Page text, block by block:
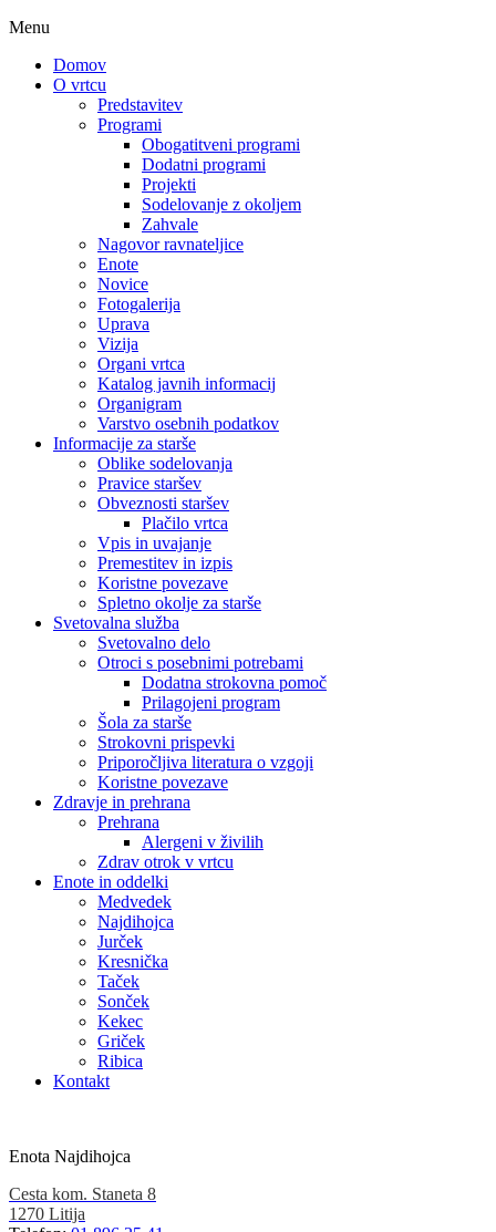
Menu
Domov
O vrtcu
Predstavitev
Programi
Obogatitveni programi
Dodatni programi
Projekti
Sodelovanje z okoljem
Zahvale
Nagovor ravnateljice
Enote
Novice
Fotogalerija
Uprava
Vizija
Organi vrtca
Katalog javnih informacij
Organigram
Varstvo osebnih podatkov
Informacije za starše
Oblike sodelovanja
Pravice staršev
Obveznosti staršev
Plačilo vrtca
Vpis in uvajanje
Premestitev in izpis
Koristne povezave
Spletno okolje za starše
Svetovalna služba
Svetovalno delo
Otroci s posebnimi potrebami
Dodatna strokovna pomoč
Prilagojeni program
Šola za starše
Strokovni prispevki
Priporočljiva literatura o vzgoji
Koristne povezave
Zdravje in prehrana
Prehrana
Alergeni v živilih
Zdrav otrok v vrtcu
Enote in oddelki
Medvedek
Najdihojca
Jurček
Kresnička
Taček
Sonček
Kekec
Griček
Ribica
Kontakt
Enota Najdihojca
Cesta kom. Staneta 8
1270 Litija